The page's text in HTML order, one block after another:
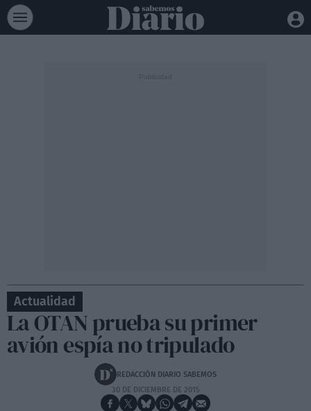
Actualidad
La OTAN prueba su primer
avión espía no tripulado
REDACCIÓN DIARIO SABEMOS
30 DE DICIEMBRE DE 2015